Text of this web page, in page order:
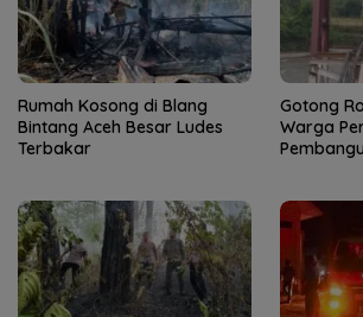
Rumah Kosong di Blang
Bintang Aceh Besar Ludes
Terbakar
Gotong
Warga